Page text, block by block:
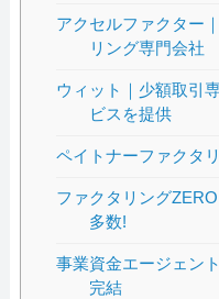
アクセルファクター
リング専門会社
ウィット｜少額取引
ビスを提供
ペイトナーファクタ
ファクタリング
多数!
事業資金エージェン
完結